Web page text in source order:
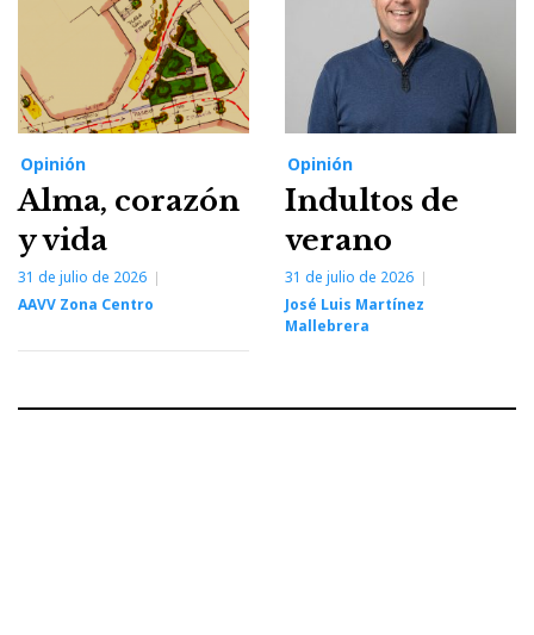
Opinión
Alma, corazón
y vida
31 de julio de 2026
AAVV Zona Centro
Opinión
Indultos de
verano
31 de julio de 2026
José Luis Martínez
Mallebrera